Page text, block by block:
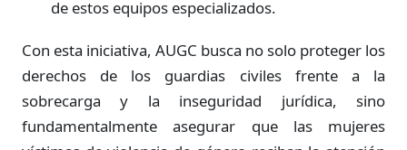
de estos equipos especializados.
Con esta iniciativa, AUGC busca no solo proteger los
derechos de los guardias civiles frente a la
sobrecarga y la inseguridad jurídica, sino
fundamentalmente asegurar que las mujeres